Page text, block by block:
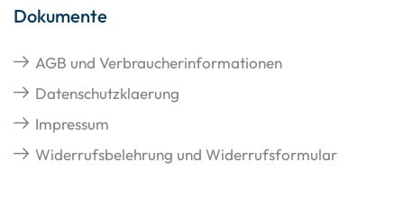
Dokumente
AGB und Verbraucherinformationen
Datenschutzklaerung
Impressum
Widerrufsbelehrung und Widerrufsformular